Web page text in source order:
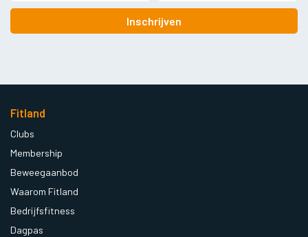
Inschrijven
Fitland
Clubs
Membership
Beweegaanbod
Waarom Fitland
Bedrijfsfitness
Dagpas